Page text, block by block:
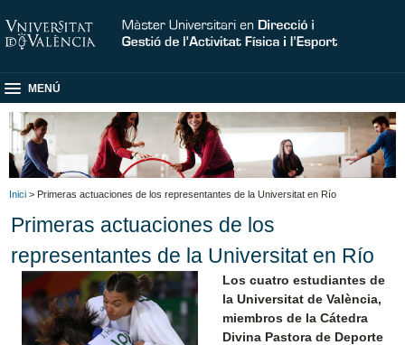
MENÚ
Inici > Primeras actuaciones de los representantes de la Universitat en Río
Primeras actuaciones de los
representantes de la Universitat en Río
Los cuatro estudiantes de
la Universitat de València,
miembros de la Cátedra
Divina Pastora de Deporte